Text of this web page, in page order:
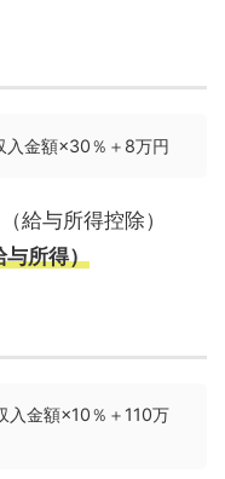
金額×30％＋8万円
給与所得控除）
与所得）
金額×10％＋110万